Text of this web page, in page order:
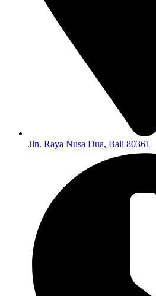
Jln. Raya Nusa Dua, Bali 80361